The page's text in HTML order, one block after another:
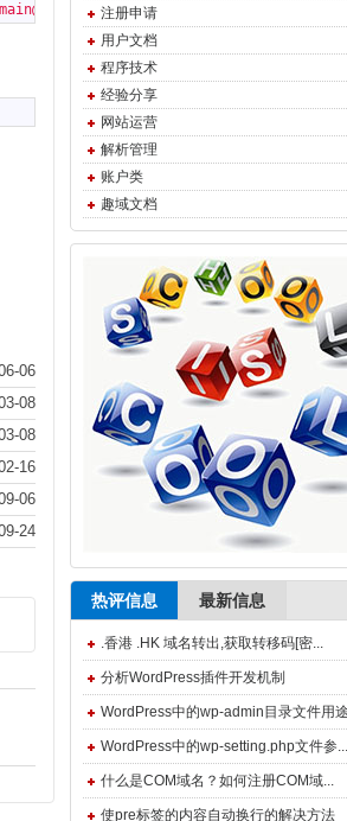
06
08
08
16
06
24
注册申请
用户文档
程序技术
经验分享
网站运营
解析管理
账户类
趣域文档
热评信息 最新信息
.香港 .HK 域名转出,获取转移码[密...
分析WordPress插件开发机制
WordPress中的wp-admin目录文件用
WordPress中的wp-setting.php文件参...
什么是COM域名？如何注册COM域...
使pre标签的内容自动换行的解决方法